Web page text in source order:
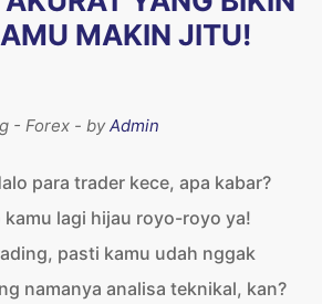
MAKIN JITU!
- Forex - byAdmin
para trader kece, apa kabar?
lagi hijau royo-royo ya!
pasti kamu udah nggak
namanya analisa teknikal, kan?